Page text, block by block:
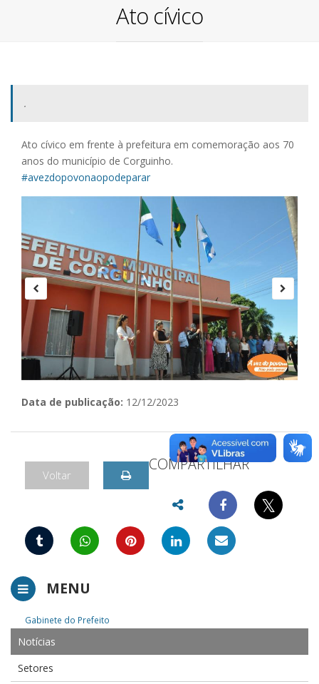
Ato cívico
.
Ato cívico em frente à prefeitura em comemoração aos 70
anos do município de Corguinho.
#avezdopovonaopodeparar
Data de publicação: 12/12/2023
Voltar
COMPARTILHAR
𝕏
MENU
Gabinete do Prefeito
Notícias
Setores